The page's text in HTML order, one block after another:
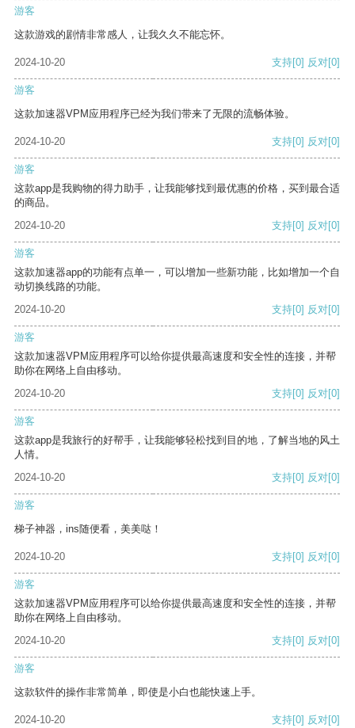
游客
这款游戏的剧情非常感人，让我久久不能忘怀。
2024-10-20 支持[0] 反对[0]
游客
这款加速器VPM应用程序已经为我们带来了无限的流畅体验。
2024-10-20 支持[0] 反对[0]
游客
这款app是我购物的得力助手，让我能够找到最优惠的价格，买到最合适
的商品。
2024-10-20
支持[0] 反对[0]
游客
这款加速器app的功能有点单一，可以增加一些新功能，比如增加一个自
动切换线路的功能。
2024-10-20
支持[0] 反对[0]
游客
这款加速器VPM应用程序可以给你提供最高速度和安全性的连接，并帮
助你在网络上自由移动。
2024-10-20
支持[0] 反对[0]
游客
这款app是我旅行的好帮手，让我能够轻松找到目的地，了解当地的风土
人情。
2024-10-20
支持[0] 反对[0]
游客
梯子神器，ins随便看，美美哒！
2024-10-20 支持[0] 反对[0]
游客
这款加速器VPM应用程序可以给你提供最高速度和安全性的连接，并帮
助你在网络上自由移动。
2024-10-20
支持[0] 反对[0]
游客
这款软件的操作非常简单，即使是小白也能快速上手。
2024-10-20 支持[0] 反对[0]